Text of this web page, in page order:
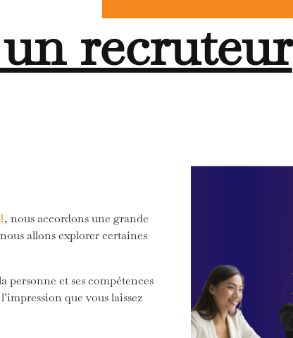
recruteur
, nous accordons une grande
allons explorer certaines
personne et ses compétences
que vous laissez